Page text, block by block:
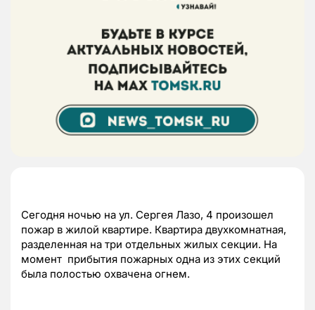
Сегодня ночью на ул. Сергея Лазо, 4 произошел
пожар в жилой квартире. Квартира двухкомнатная,
разделенная на три отдельных жилых секции. На
момент прибытия пожарных одна из этих секций
была полостью охвачена огнем.